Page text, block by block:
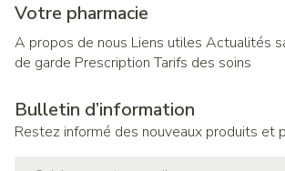
Votre pharmacie
A propos de nous Liens utiles Actualités
de garde Prescription Tarifs des soins
Bulletin d’information
Restez informé des nouveaux produits et